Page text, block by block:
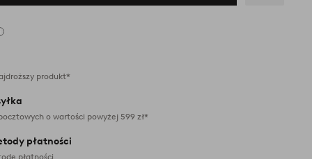
produkt*
o wartości powyżej 599 zł*
płatności
płatności